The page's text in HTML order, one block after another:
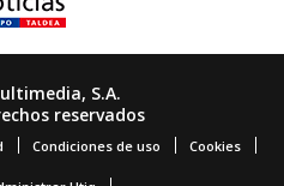
S.A.
reservados
Condiciones de uso Cookies